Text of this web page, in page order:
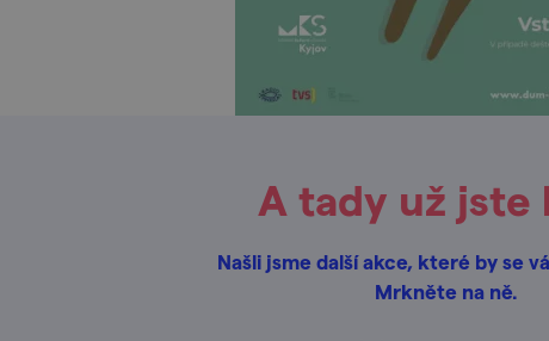
A tady už jste
Našli jsme další akce, které by se
Mrkněte na ně.